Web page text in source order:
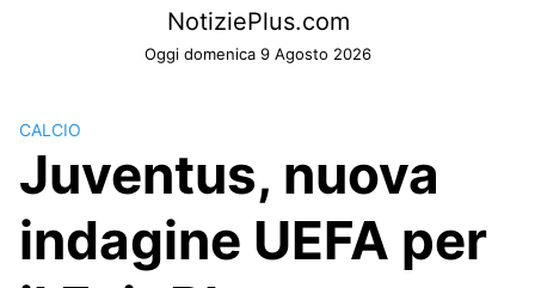
NotiziePlus.com
Oggi domenica 9 Agosto 2026
CALCIO
Juventus, nuova
indagine UEFA per